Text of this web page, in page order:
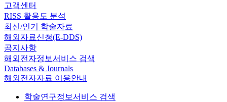
고객센터
RISS 활용도 분석
최신/인기 학술자료
해외자료신청(E-DDS)
공지사항
해외전자정보서비스 검색
Databases & Journals
해외전자자료 이용안내
학술연구정보서비스 검색